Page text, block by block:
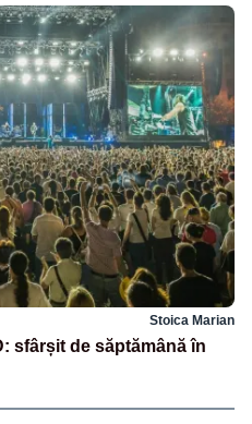
Stoica Marian
sfârșit de săptămână în